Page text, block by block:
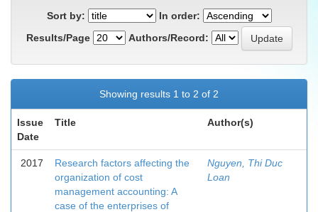
Sort by:
In order:
Results/Page
Authors/Record:
Showing results 1 to 2 of 2
Issue
Date
Title Author(s)
2017
Research factors affecting the
organization of cost
management accounting: A
case of the enterprises of
Nguyen, Thi Duc
Loan